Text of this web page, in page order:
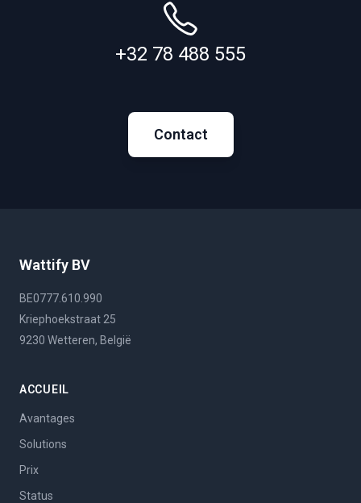
+32 78 488 555
Contact
Wattify BV
BE0777.610.990
Kriephoekstraat 25
9230 Wetteren, België
ACCUEIL
Avantages
Solutions
Prix
Status